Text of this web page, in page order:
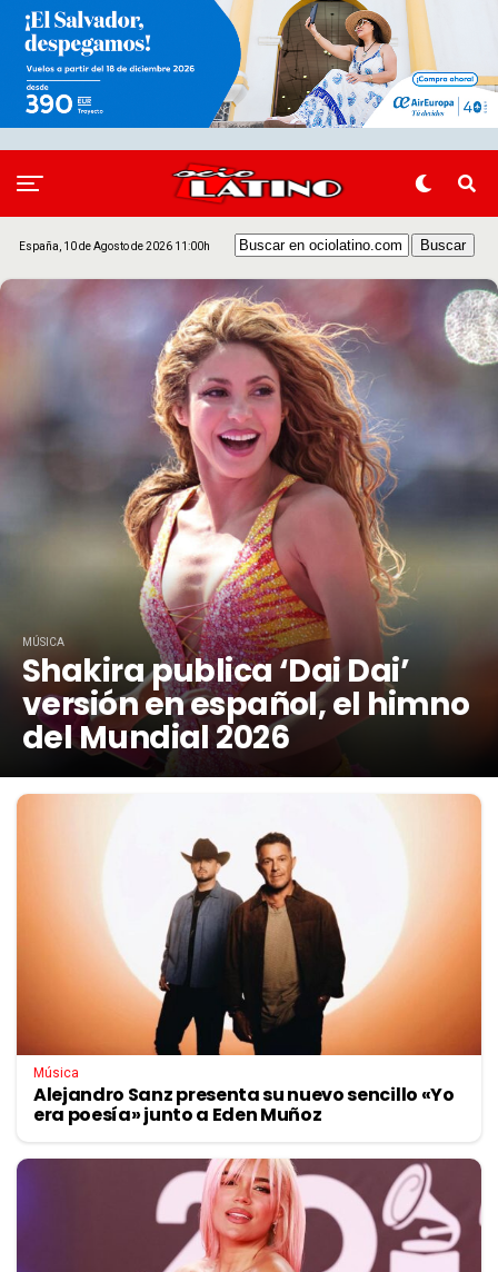
España, 10 de Agosto de 2026 11:00h
MÚSICA
Shakira publica ‘Dai Dai’
versión en español, el himno
del Mundial 2026
Música
Alejandro Sanz presenta su nuevo sencillo «Yo
era poesía» junto a Eden Muñoz